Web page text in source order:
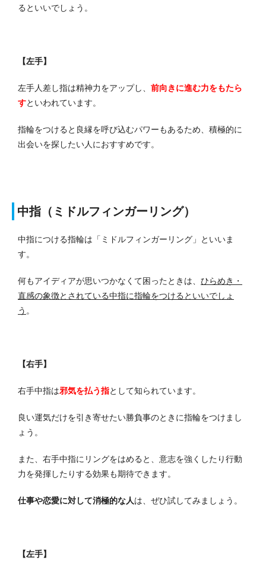
るといいでしょう。
【左手】
左手人差し指は精神力をアップし、 前向きに進む力をもたら
すといわれています。
指輪をつけると良縁を呼び込むパワーもあるため、積極的に
出会いを探したい人におすすめです。
中指（ミドルフィンガーリング）
中指につける指輪は「ミドルフィンガーリング」といいま
す。
何もアイディアが思いつかなくて困ったときは、 ひらめき・
直感の象徴とされている中指に指輪をつけるといいでしょ
う 。
【右手】
右手中指は邪気を払う指として知られています。
良い運気だけを引き寄せたい勝負事のときに指輪をつけまし
ょう。
また、右手中指にリングをはめると、意志を強くしたり行動
力を発揮したりする効果も期待できます。
仕事や恋愛に対して消極的な人は、ぜひ試してみましょう。
【左手】